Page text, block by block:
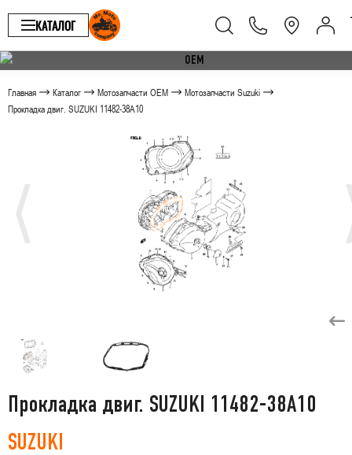
КАТАЛОГ
Главная Каталог Мотозапчасти OEM
Мотозапчасти Suzuki
Прокладка двиг. SUZUKI 11482-38A10
Прокладка двиг. SUZUKI 11482-38A10
SUZUKI